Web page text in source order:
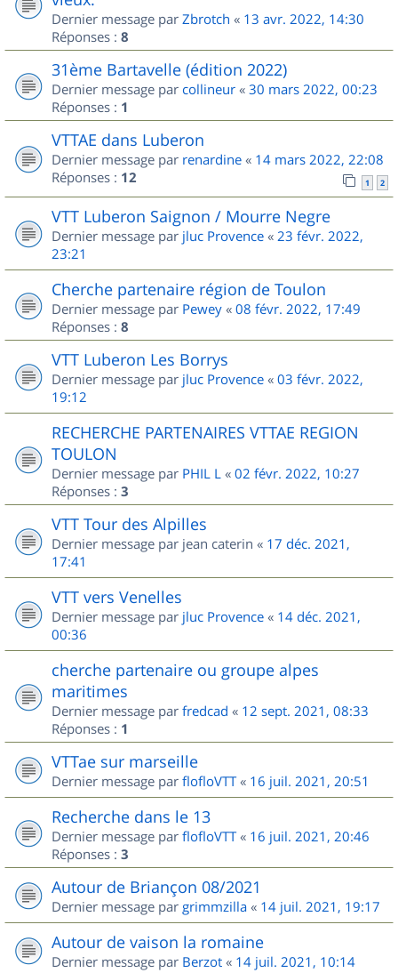
Dernier message par Zbrotch « 13 avr. 2022, 14:30
Réponses : 8
31ème Bartavelle (édition 2022)
Dernier message par collineur « 30 mars 2022, 00:23
Réponses : 1
VTTAE dans Luberon
Dernier message par renardine « 14 mars 2022, 22:08
Réponses : 12 1 2
VTT Luberon Saignon / Mourre Negre
Dernier message par jluc Provence « 23 févr. 2022,
23:21
Cherche partenaire région de Toulon
Dernier message par Pewey « 08 févr. 2022, 17:49
Réponses : 8
VTT Luberon Les Borrys
Dernier message par jluc Provence « 03 févr. 2022,
19:12
RECHERCHE PARTENAIRES VTTAE REGION
TOULON
Dernier message par PHIL L « 02 févr. 2022, 10:27
Réponses : 3
VTT Tour des Alpilles
Dernier message par jean caterin « 17 déc. 2021,
17:41
VTT vers Venelles
Dernier message par jluc Provence « 14 déc. 2021,
00:36
cherche partenaire ou groupe alpes
maritimes
Dernier message par fredcad « 12 sept. 2021, 08:33
Réponses : 1
VTTae sur marseille
Dernier message par flofloVTT« 16 juil. 2021, 20:51
Recherche dans le 13
Dernier message par flofloVTT« 16 juil. 2021, 20:46
Réponses : 3
Autour de Briançon 08/2021
Dernier message par grimmzilla « 14 juil. 2021, 19:17
Autour de vaison la romaine
Dernier message par Berzot « 14 juil. 2021, 10:14